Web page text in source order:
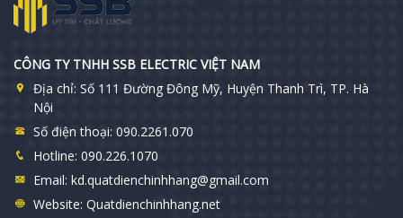
CÔNG TY TNHH SSB ELECTRIC VIỆT NAM
Địa chỉ: Số 111 Đường Đông Mỹ, Huyện Thanh Trì, TP. Hà
Nội
Số điện thoại: 090.2261.070
Hotline: 090.226.1070
Email: kd.quatdienchinhhang@gmail.com
Website: Quatdienchinhhang.net